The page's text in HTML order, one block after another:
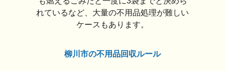
れているなど、大量の不用品処理が難しい
ケースもあります。
柳川市の不用品回収ルール